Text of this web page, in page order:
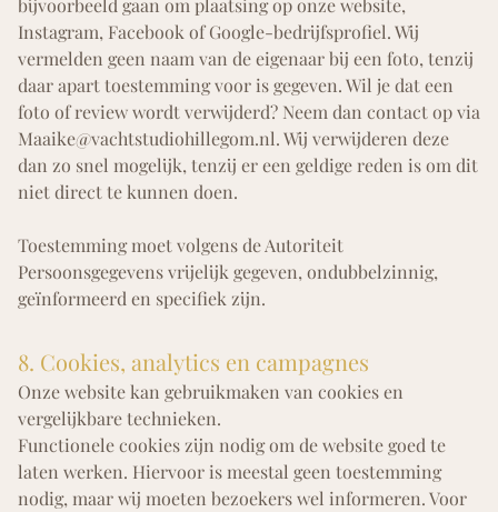
bijvoorbeeld gaan om plaatsing op onze website,
Instagram, Facebook of Google-bedrijfsprofiel. Wij
vermelden geen naam van de eigenaar bij een foto, tenzij
daar apart toestemming voor is gegeven. Wil je dat een
foto of review wordt verwijderd? Neem dan contact op via
Maaike@vachtstudiohillegom.nl.Wij verwijderen deze
dan zo snel mogelijk, tenzij er een geldige reden is om dit
niet direct te kunnen doen.
Toestemming moet volgens de Autoriteit
Persoonsgegevens vrijelijk gegeven, ondubbelzinnig,
geïnformeerd en specifiek zijn.
8. Cookies, analytics en campagnes
Onze website kan gebruikmaken van cookies en
vergelijkbare technieken.
Functionele cookies zijn nodig om de website goed te
laten werken. Hiervoor is meestal geen toestemming
nodig, maar wij moeten bezoekers wel informeren. Voor